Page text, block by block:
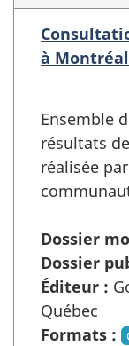
à Montréal
Ensemble
résultats
réalisée
Dossier
Dossier
Éditeur :
Québec
Formats :